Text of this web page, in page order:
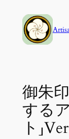
御朱
する
ト」